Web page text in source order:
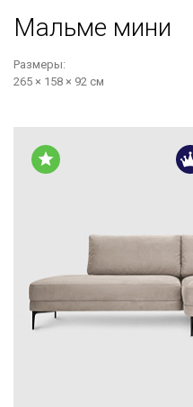
Мальме мини
Размеры:
265 × 158 × 92 см